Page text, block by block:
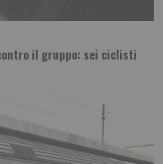
il gruppo: sei ciclisti